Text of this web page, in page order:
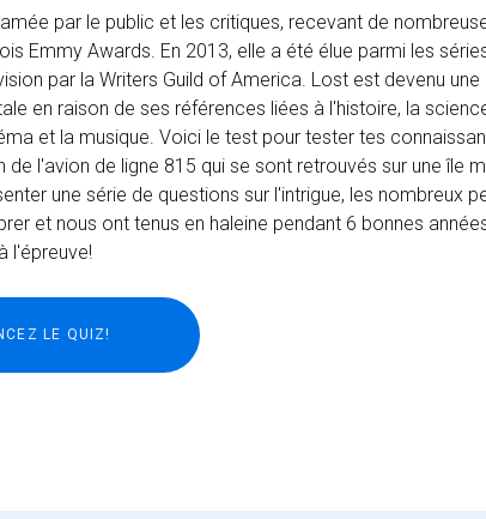
par le public et les critiques, recevant de
Emmy Awards. En 2013, elle a été élue parmi les
par la Writers Guild of America. Lost est devenu
en raison de ses références liées à l'histoire, la
et la musique. Voici le test pour tester tes
de l'avion de ligne 815 qui se sont retrouvés sur une île
une série de questions sur l'intrigue, les nombreux
et nous ont tenus en haleine pendant 6 bonnes
l'épreuve!